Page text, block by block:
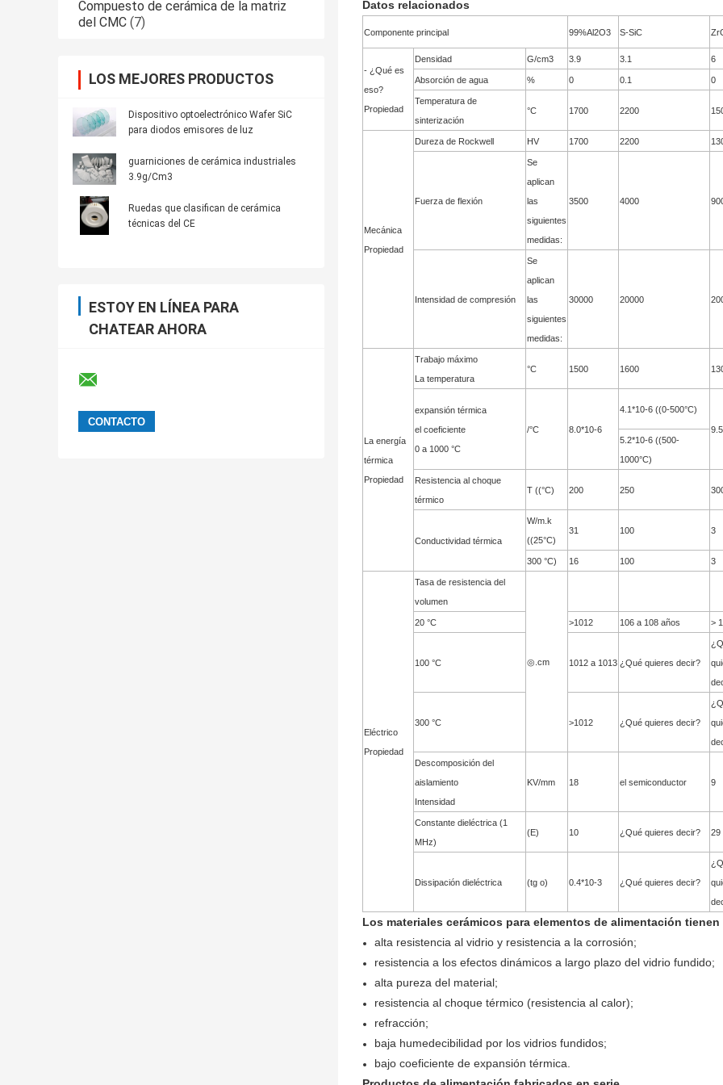
Compuesto de cerámica de la matriz
del CMC (7)
LOS MEJORES PRODUCTOS
Dispositivo optoelectrónico Wafer SiC
para diodos emisores de luz
guarniciones de cerámica industriales
3.9g/Cm3
Ruedas que clasifican de cerámica
técnicas del CE
ESTOY EN LÍNEA PARA
CHATEAR AHORA
Datos relacionados
Componente principal 99%Al2O3 S-SiC
- ¿Qué es
eso?
Propiedad
Densidad G/cm3 3.9 3.1 6
Absorción de agua % 0 0.1 0
Temperatura de
sinterización
°C 1700 2200
Mecánica
Propiedad
Dureza de Rockwell HV 1700 2200
Fuerza de flexión
Se
aplican
las
siguientes
medidas:
3500 4000
Intensidad de compresión
Se
aplican
las
siguientes
medidas:
30000 20000
La energía
térmica
Propiedad
Trabajo máximo
La temperatura
°C 1500 1600
expansión térmica
el coeficiente
0 a 1000 °C
/°C 8.0*10-6
4.1*10-6 ((0-500°C)
5.2*10-6 ((500-
1000°C)
Resistencia al choque
térmico
T ((°C) 200 250
Conductividad térmica
W/m.k
((25°C)
31 100 3
300 °C) 16 100 3
Eléctrico
Propiedad
Tasa de resistencia del
volumen
◎.cm
20 °C >1012 106 a 108 años >
100 °C 1012 a 1013 ¿Qué quieres decir?
300 °C >1012 ¿Qué quieres decir?
Descomposición del
aislamiento
Intensidad
KV/mm 18 el semiconductor 9
Constante dieléctrica (1
MHz)
(E) 10 ¿Qué quieres decir? 29
Dissipación dieléctrica (tg o) 0.4*10-3 ¿Qué quieres decir?
Los materiales cerámicos para elementos de alimentación
alta resistencia al vidrio y resistencia a la corrosión;
resistencia a los efectos dinámicos a largo plazo del vidrio fundido;
alta pureza del material;
resistencia al choque térmico (resistencia al calor);
refracción;
baja humedecibilidad por los vidrios fundidos;
bajo coeficiente de expansión térmica.